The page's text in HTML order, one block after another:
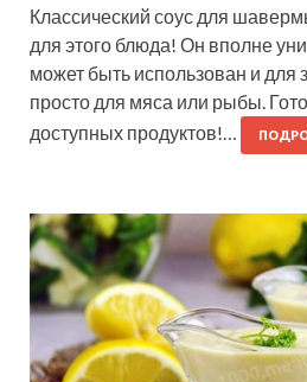
Классический соус для
для этого блюда! Он вполне
может быть использован и для
просто для мяса или рыбы.
доступных продуктов!…